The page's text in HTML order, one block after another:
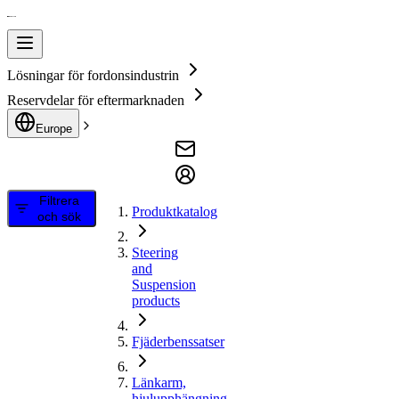
Lösningar för fordonsindustrin
Reservdelar för eftermarknaden
Europe
Filtrera
och sök
Produktkatalog
Steering
and
Suspension
products
Fjäderbenssatser
Länkarm,